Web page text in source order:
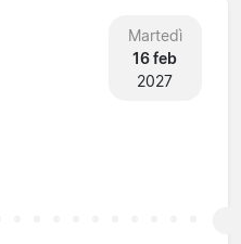
Martedì
16 feb
2027